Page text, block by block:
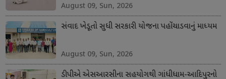
August 09, Sun, 2026
સંવાદ ખેડૂતો સુધી સરકારી યોજના પહોંચાડવાનું માધ્યમ
August 09, Sun, 2026
ડીપીએ એસઆરસીના સહયોગથી ગાંધીધામ-આદિપુરનો